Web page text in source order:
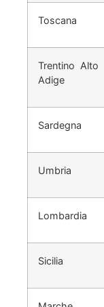
Toscana
Trentino Alto
Adige
Sardegna
Umbria
Lombardia
Sicilia